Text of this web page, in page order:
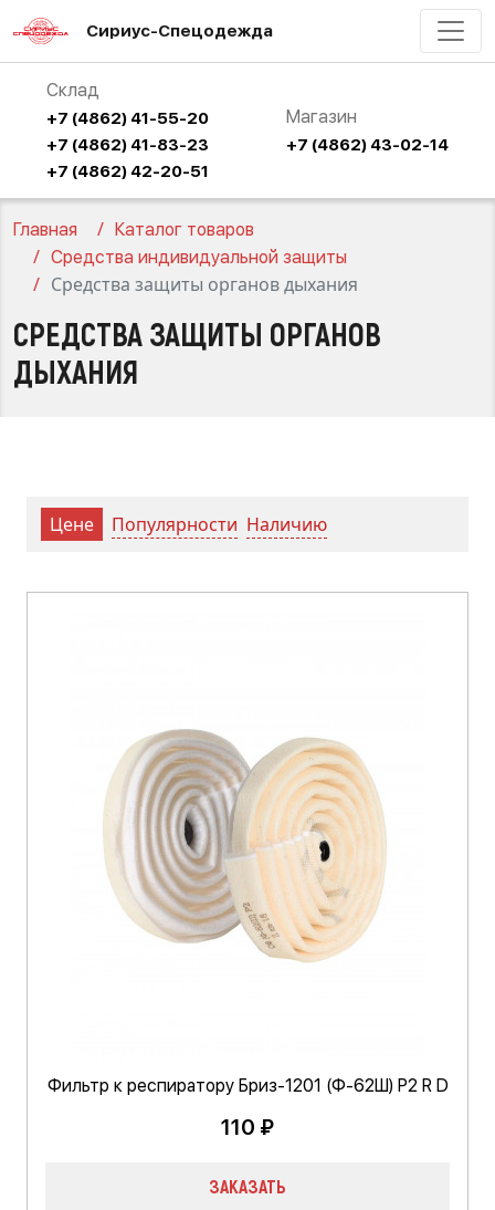
Сириус-Спецодежда
Склад
+7 (4862) 41-55-20
+7 (4862) 41-83-23
+7 (4862) 42-20-51
Магазин
+7 (4862) 43-02-14
Главная
Каталог товаров
Средства индивидуальной защиты
Средства защиты органов дыхания
СРЕДСТВА ЗАЩИТЫ ОРГАНОВ
ДЫХАНИЯ
Цене Популярности Наличию
Фильтр к респиратору Бриз-1201 (Ф-62Ш) Р2 R D
110 ₽
ЗАКАЗАТЬ